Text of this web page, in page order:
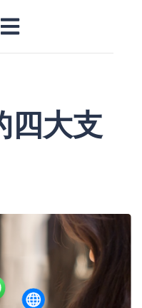
四大支